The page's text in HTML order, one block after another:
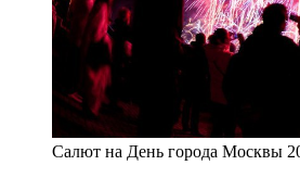
Салют на День города Москвы